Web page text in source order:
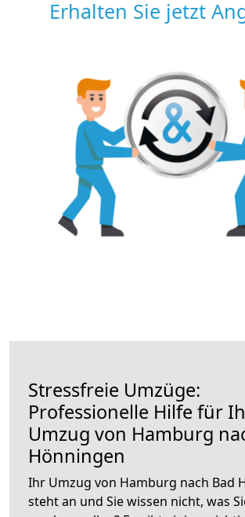
Erhalten Sie jetzt
Stressfreie Umzüge:
Professionelle Hilfe für
Umzug von Hamburg
Hönningen
Ihr Umzug von Hamburg nach Bad
steht an und Sie wissen nicht, was